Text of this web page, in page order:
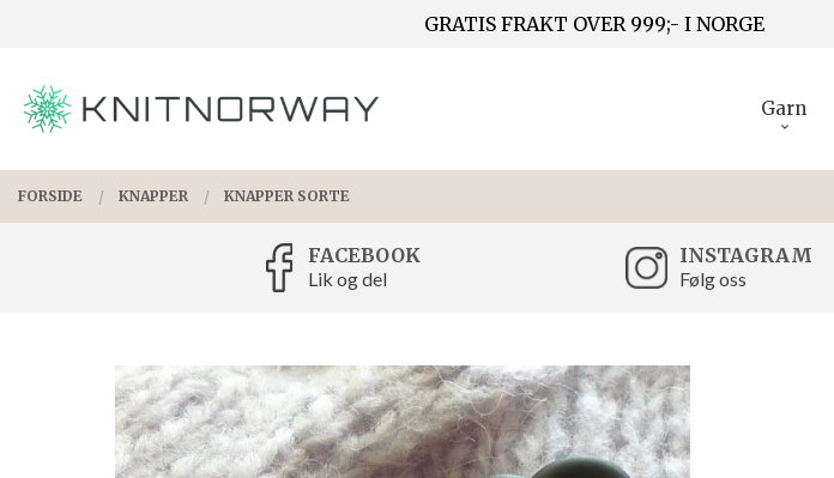
GRATIS FRAKT OVER 999;- I NORGE
PRODUKTER
Garn
FORSIDE KNAPPER KNAPPER SORTE
FACEBOOK
Lik og del
INSTAGRAM
Følg oss